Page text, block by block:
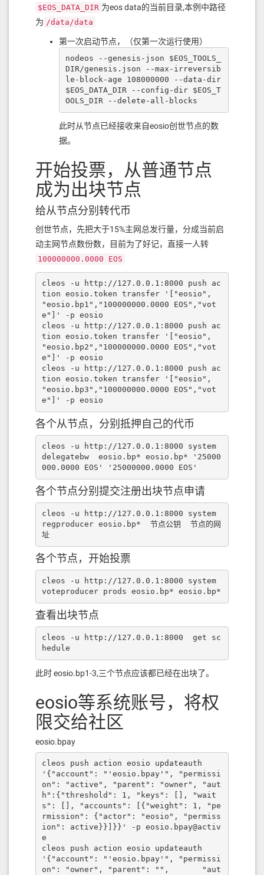
$EOS_DATA_DIR 为eos data的当前目录,本例中路径
为 /data/data
第一次启动节点，（仅第一次运行使用）
nodeos --genesis-json $EOS_TOOLS_
DIR/genesis.json --max-irreversib
le-block-age 108000000 --data-dir
$EOS_DATA_DIR --config-dir $EOS_T
OOLS_DIR --delete-all-blocks
此时从节点已经接收来自eosio创世节点的数
据。
开始投票，从普通节点
成为出块节点
给从节点分别转代币
创世节点，先把大于15%主网总发行量，分成当前启
动主网节点数份数，目前为了好记，直接一人转
100000000.0000 EOS
cleos -u http://127.0.0.1:8000 push ac
tion eosio.token transfer '["eosio",
"eosio.bp1","100000000.0000 EOS","vot
e"]' -p eosio
cleos -u http://127.0.0.1:8000 push ac
tion eosio.token transfer '["eosio",
"eosio.bp2","100000000.0000 EOS","vot
e"]' -p eosio
cleos -u http://127.0.0.1:8000 push ac
tion eosio.token transfer '["eosio",
"eosio.bp3","100000000.0000 EOS","vot
e"]' -p eosio
各个从节点，分别抵押自己的代币
cleos -u http://127.0.0.1:8000 system
delegatebw  eosio.bp* eosio.bp* '25000
000.0000 EOS' '25000000.0000 EOS'
各个节点分别提交注册出块节点申请
cleos -u http://127.0.0.1:8000 system
regproducer eosio.bp*  节点公钥  节点的网
址
各个节点，开始投票
cleos -u http://127.0.0.1:8000 system
voteproducer prods eosio.bp* eosio.bp*
查看出块节点
cleos -u http://127.0.0.1:8000  get sc
hedule
此时 eosio.bp1-3,三个节点应该都已经在出块了。
eosio等系统账号，将权
限交给社区
eosio.bpay
cleos push action eosio updateauth
'{"account": "'eosio.bpay'", "permissi
on": "active", "parent": "owner", "aut
h":{"threshold": 1, "keys": [], "wait
s": [], "accounts": [{"weight": 1, "pe
rmission": {"actor": "eosio", "permiss
ion": active}}]}}' -p eosio.bpay@activ
e
cleos push action eosio updateauth
'{"account": "'eosio.bpay'", "permissi
on": "owner", "parent": "",       "aut